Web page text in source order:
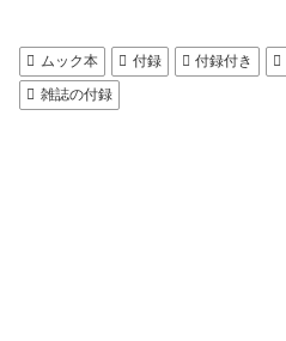
ムック本 付録 付録付き
雑誌の付録